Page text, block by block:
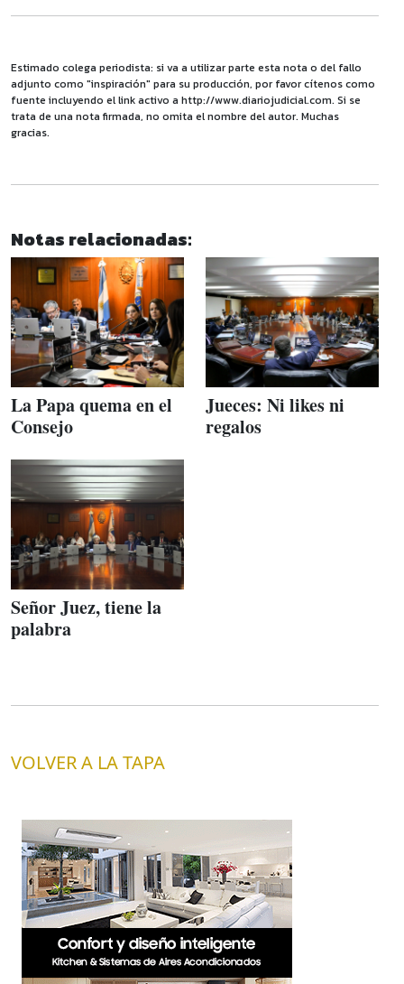
Estimado colega periodista: si va a utilizar parte esta nota o del fallo
adjunto como "inspiración" para su producción, por favor cítenos como
fuente incluyendo el link activo a http://www.diariojudicial.com. Si se
trata de una nota firmada, no omita el nombre del autor. Muchas
gracias.
Notas relacionadas:
La Papa quema en el
Consejo
Jueces: Ni likes ni
regalos
Señor Juez, tiene la
palabra
VOLVER A LA TAPA